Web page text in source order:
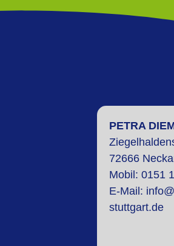
PETRA
72666
Mobi l: 0151
E-Mail:
stuttgart.de